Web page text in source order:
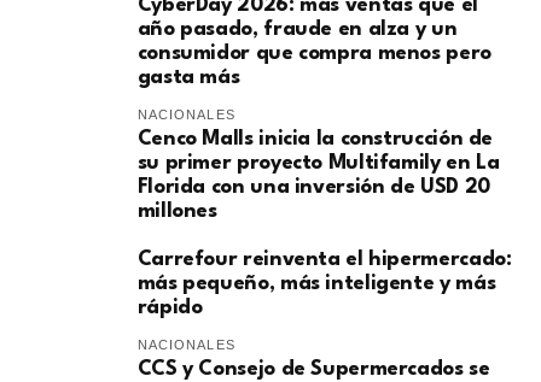
CyberDay 2026: más ventas que el
año pasado, fraude en alza y un
consumidor que compra menos pero
gasta más
NACIONALES
Cenco Malls inicia la construcción de
su primer proyecto Multifamily en La
Florida con una inversión de USD 20
millones
Carrefour reinventa el hipermercado:
más pequeño, más inteligente y más
rápido
NACIONALES
CCS y Consejo de Supermercados se